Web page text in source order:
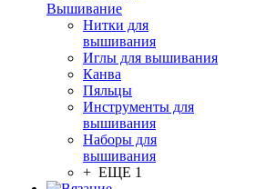
Вышивание
Нитки для
вышивания
Иглы для вышивания
Канва
Пяльцы
Инструменты для
вышивания
Наборы для
вышивания
+ ЕЩЕ 1